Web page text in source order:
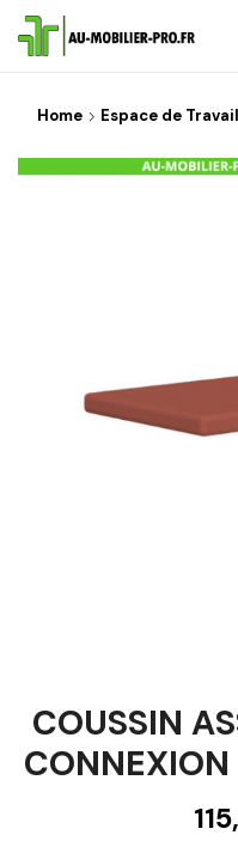
Home Espace de Travail
COUSSIN
CONNEXION